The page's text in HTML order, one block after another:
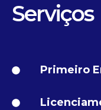
Serviços
Primeiro